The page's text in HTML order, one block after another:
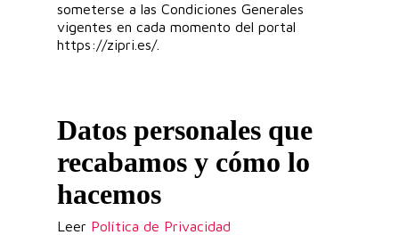
someterse a las Condiciones Generales
vigentes en cada momento del portal
https://zipri.es/.
Datos personales que
recabamos y cómo lo
hacemos
Leer Política de Privacidad